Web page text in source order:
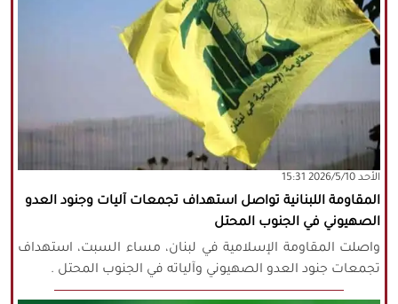
‫‫الأحد‬‬ 2026/5/10 15:31
المقاومة اللبنانية تواصل استهداف تجمعات آليات وجنود العدو
الصهيوني في الجنوب المحتل
واصلت المقاومة الإسلامية في لبنان، مساء السبت، استهداف
تجمعات جنود العدو الصهيوني وآلياته في الجنوب المحتل .